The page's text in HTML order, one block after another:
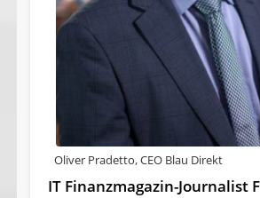
Oliver Pradetto, CEO Blau Direkt
IT Finanzmagazin-Journalist